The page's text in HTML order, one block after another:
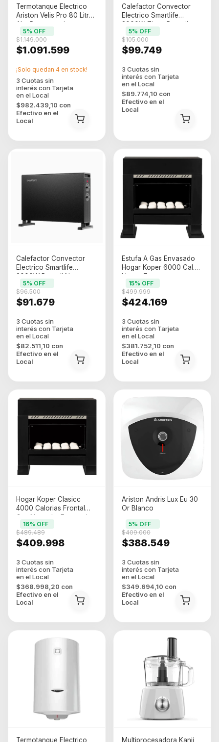
Termotanque Electrico
Ariston Velis Pro 80 Litros
Alta Recuperacion
(26333)
$1.091.599
$1.149.000
5% OFF
$982.439,10 con
Efectivo en el
Local
¡Solo quedan 4 en stock!
Calefactor Convector
Electrico Smartlife
2000W Timer Portatil
Negro (SL-CO2000FTPN)
$99.749
$105.000
5% OFF
$89.774,10 con
Efectivo en el
Local
Calefactor Convector
Electrico Smartlife
2000W Portatil Negro
(SL-CO2000PN)
$91.679
$96.500
5% OFF
$82.511,10 con
Efectivo en el
Local
Estufa A Gas Envasado
Hogar Koper 6000 Cal.
Negro Taseme
$424.169
$499.999
15% OFF
$381.752,10 con
Efectivo en el
Local
Hogar Koper Clasicc
4000 Calorias Frontal
Gas Natural y Envasado
$409.998
$489.489
16% OFF
$368.998,20 con
Efectivo en el
Local
Ariston Andris Lux Eu 30
Or Blanco
$388.549
$409.000
5% OFF
$349.694,10 con
Efectivo en el
Local
Termotanque Electrico Multiprocesadora Kanji